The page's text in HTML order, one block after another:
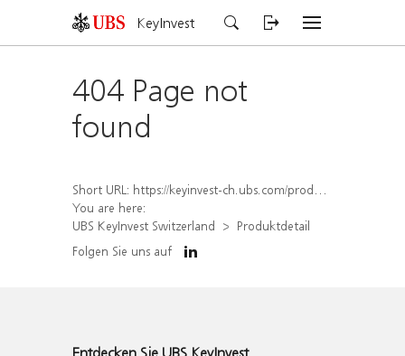
KeyInvest
404 Page not
found
Short URL: https://keyinvest-ch.ubs.com/produkt/detail/index/isin/CH1578836392
You are here:
UBS KeyInvest Switzerland
Produktdetail
Folgen Sie uns auf
Entdecken Sie UBS KeyInvest